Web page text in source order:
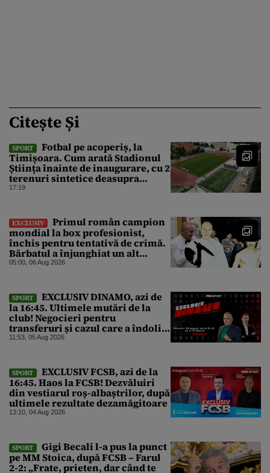
Citește Și
SPORT
Fotbal pe acoperiș, la
Timișoara. Cum arată Stadionul
Știința înainte de inaugurare, cu 2
terenuri sintetice deasupra
tribunei
17:19
EXCLUSIV
Primul român campion
mondial la box profesionist,
închis pentru tentativă de crimă.
Bărbatul a înjunghiat un alt
interlop periculos
05:00, 06 Aug 2026
SPORT
EXCLUSIV DINAMO, azi de
la 16:45. Ultimele mutări de la
club! Negocieri pentru
transferuri și cazul care a îndoliat
Dinamo
11:53, 05 Aug 2026
SPORT
EXCLUSIV FCSB, azi de la
16:45. Haos la FCSB! Dezvăluiri
din vestiarul roș-albaștrilor, după
ultimele rezultate dezamăgitoare
13:10, 04 Aug 2026
SPORT
Gigi Becali l-a pus la punct
pe MM Stoica, după FCSB – Farul
2-2: „Frate, prieten, dar când te